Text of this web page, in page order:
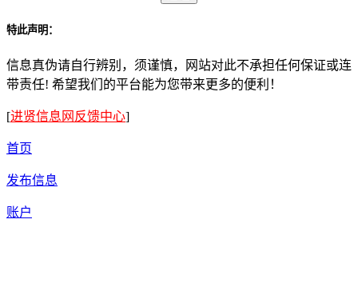
特此声明：
信息真伪请自行辨别，须谨慎，网站对此不承担任何保证或连
带责任! 希望我们的平台能为您带来更多的便利！
[进贤信息网反馈中心]
首页
发布信息
账户